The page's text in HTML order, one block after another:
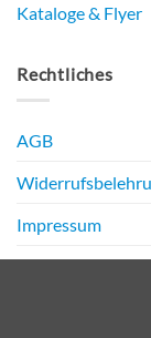
Kataloge & Flyer
Rechtliches
AGB
Impressum